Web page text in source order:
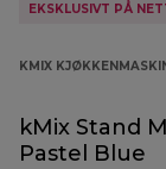
EKSKLUSIVT PÅ
KMIX
kMix Stand
Pastel Blue